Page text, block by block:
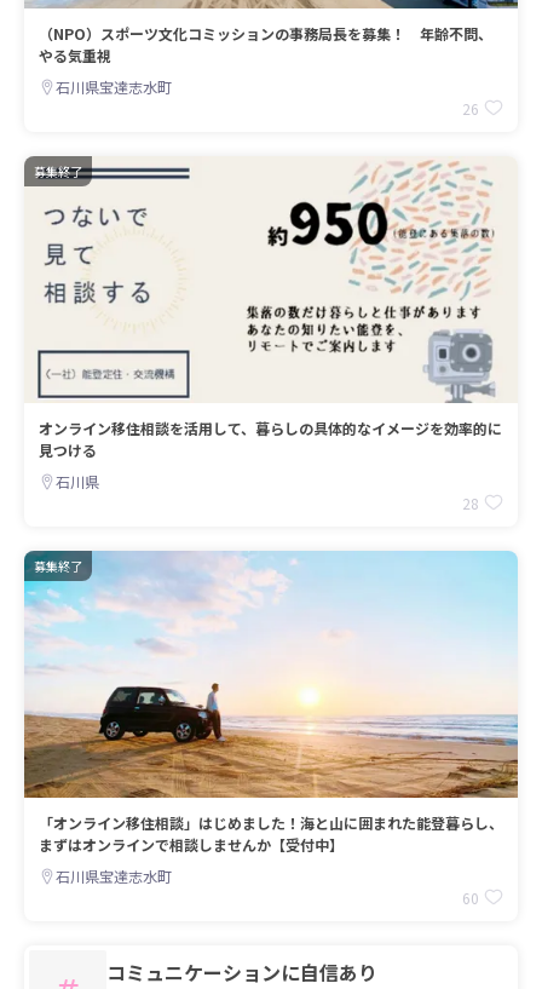
（NPO）スポーツ文化コミッションの事務局長を募集！ 年齢不問、
やる気重視
石川県宝達志水町
26
募集終了
オンライン移住相談を活用して、暮らしの具体的なイメージを効率的に
見つける
石川県
28
募集終了
「オンライン移住相談」はじめました！海と山に囲まれた能登暮らし、
まずはオンラインで相談しませんか【受付中】
石川県宝達志水町
60
コミュニケーションに自信あり